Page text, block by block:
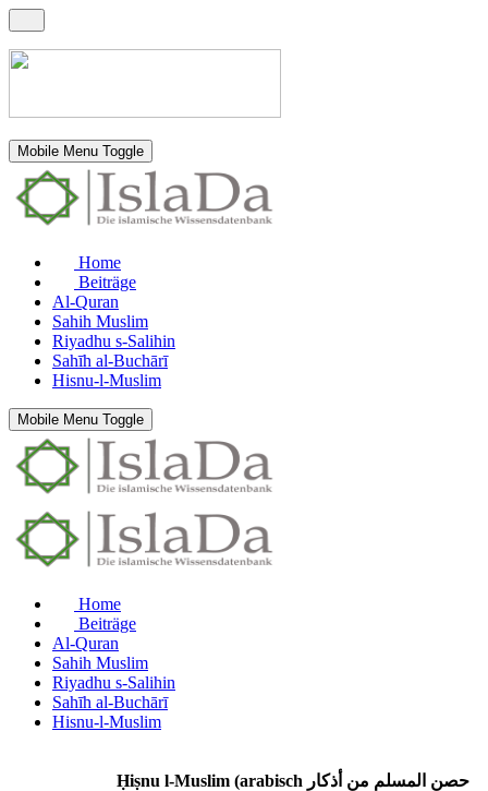
Mobile Menu Toggle
Home
Beiträge
Al-Quran
Sahih Muslim
Riyadhu s-Salihin
Sahīh al-Buchārī
Hisnu-l-Muslim
Mobile Menu Toggle
Home
Beiträge
Al-Quran
Sahih Muslim
Riyadhu s-Salihin
Sahīh al-Buchārī
Hisnu-l-Muslim
Ḥiṣnu l-Muslim (arabisch حصن المسلم من أذكار